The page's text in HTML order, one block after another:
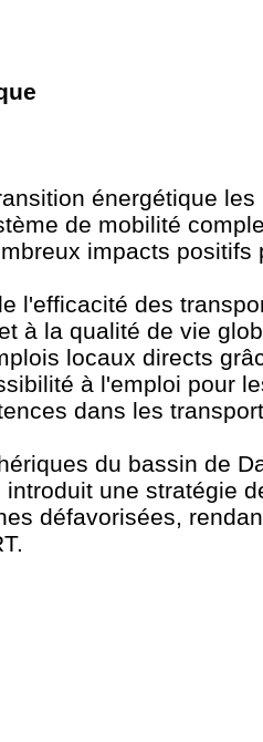
énergétique
de mobilité
impacts positifs
l'efficacité des
à la qualité de vie
locaux directs
à l'emploi pour
dans les
du bassin de
une stratégie
défavorisées,